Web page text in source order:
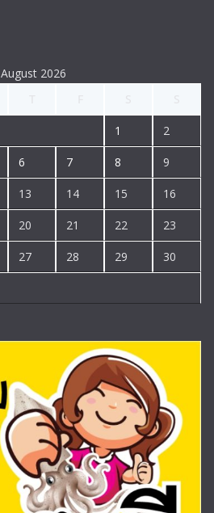
August 2026
1 2
6 7 8 9
13 14 15 16
20 21 22 23
27 28 29 30